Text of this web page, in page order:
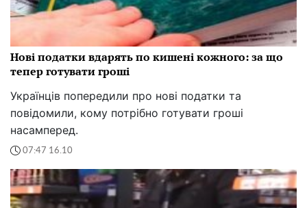
Нові податки вдарять по кишені кожного: за що
тепер готувати гроші
Українців попередили про нові податки та
повідомили, кому потрібно готувати гроші
насамперед.
07:47 16.10